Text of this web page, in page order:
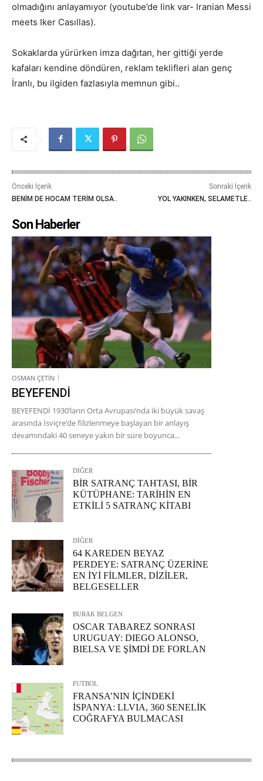
olmadığını anlayamıyor (youtube’de link var- Iranian Messi
meets Iker Casıllas).
Sokaklarda yürürken imza dağıtan, her gittiği yerde
kafaları kendine döndüren, reklam teklifleri alan genç
İranlı, bu ilgiden fazlasıyla memnun gibi..
Önceki İçerik
BENİM DE HOCAM TERİM OLSA..
Sonraki İçerik
YOL YAKINKEN, SELAMETLE..
Son Haberler
OSMAN ÇETİN
BEYEFENDİ
BEYEFENDİ 1930’ların Orta Avrupası’nda iki büyük savaş
arasında İsviçre’de filizlenmeye başlayan bir anlayış
devamındaki 40 seneye yakın bir süre boyunca...
DİĞER
BİR SATRANÇ TAHTASI, BİR
KÜTÜPHANE: TARİHİN EN
ETKİLİ 5 SATRANÇ KİTABI
DİĞER
64 KAREDEN BEYAZ
PERDEYE: SATRANÇ ÜZERİNE
EN İYİ FİLMLER, DİZİLER,
BELGESELLER
BURAK BELGEN
OSCAR TABAREZ SONRASI
URUGUAY: DIEGO ALONSO,
BIELSA VE ŞİMDİ DE FORLAN
FUTBOL
FRANSA’NIN İÇİNDEKİ
İSPANYA: LLVIA, 360 SENELİK
COĞRAFYA BULMACASI